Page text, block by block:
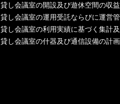
貸し会議室の開設及び遊休空間の収
貸し会議室の運用受託ならびに運営
貸し会議室の利用実績に基づく集計
貸し会議室の什器及び通信設備の計